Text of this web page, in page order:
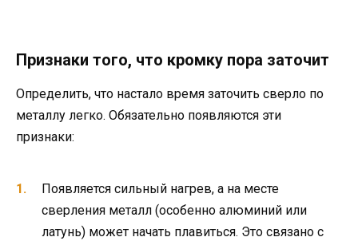
Признаки того, что кромку пора заточит
Определить, что настало время заточить сверло по
металлу легко. Обязательно появляются эти
признаки:
Появляется сильный нагрев, а на месте
сверления металл (особенно алюминий или
латунь) может начать плавиться. Это связано с